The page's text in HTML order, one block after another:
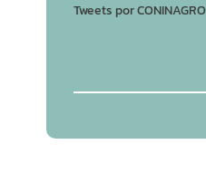
Tweets por CONINAGRO